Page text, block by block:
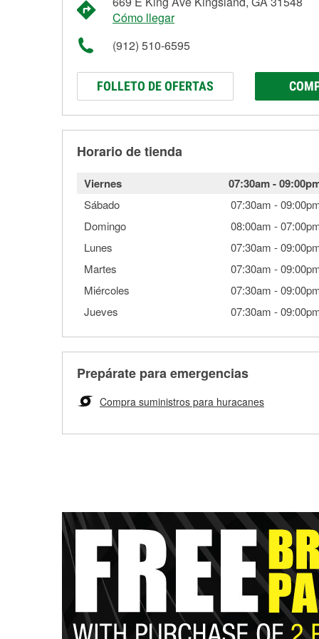
Cómo llegar
(912) 510-6595
FOLLETO DE OFERTAS
Horario de tienda
Viernes 07:30am-
Sábado 07:30am -
Domingo
08:00am -
Lunes
07:30am -
Martes
07:30am -
Miércoles
07:30am -
Jueves
07:30am -
Prepárate para emergencias
Compra suministros para huracanes